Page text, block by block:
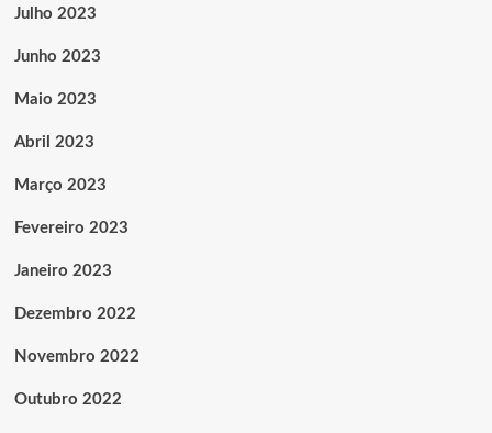
Julho 2023
Junho 2023
Maio 2023
Abril 2023
Março 2023
Fevereiro 2023
Janeiro 2023
Dezembro 2022
Novembro 2022
Outubro 2022